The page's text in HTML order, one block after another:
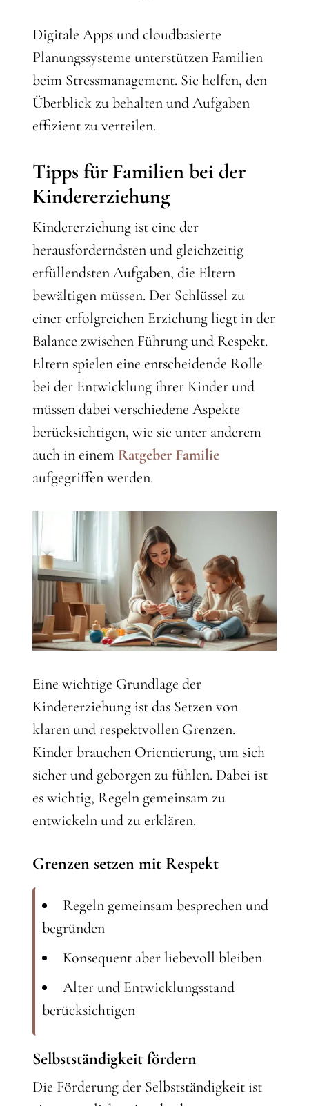
Digitale Apps und cloudbasierte
Planungssysteme unterstützen Familien
beim Stressmanagement. Sie helfen, den
Überblick zu behalten und Aufgaben
effizient zu verteilen.
Tipps für Familien bei der
Kindererziehung
Kindererziehung ist eine der
herausforderndsten und gleichzeitig
erfüllendsten Aufgaben, die Eltern
bewältigen müssen. Der Schlüssel zu
einer erfolgreichen Erziehung liegt in der
Balance zwischen Führung und Respekt.
Eltern spielen eine entscheidende Rolle
bei der Entwicklung ihrer Kinder und
müssen dabei verschiedene Aspekte
berücksichtigen, wie sie unter anderem
auch in einem Ratgeber Familie
aufgegriffen werden.
Eine wichtige Grundlage der
Kindererziehung ist das Setzen von
klaren und respektvollen Grenzen.
Kinder brauchen Orientierung, um sich
sicher und geborgen zu fühlen. Dabei ist
es wichtig, Regeln gemeinsam zu
entwickeln und zu erklären.
Grenzen setzen mit Respekt
Regeln gemeinsam besprechen und
begründen
Konsequent aber liebevoll bleiben
Alter und Entwicklungsstand
berücksichtigen
Selbstständigkeit fördern
Die Förderung der Selbstständigkeit ist